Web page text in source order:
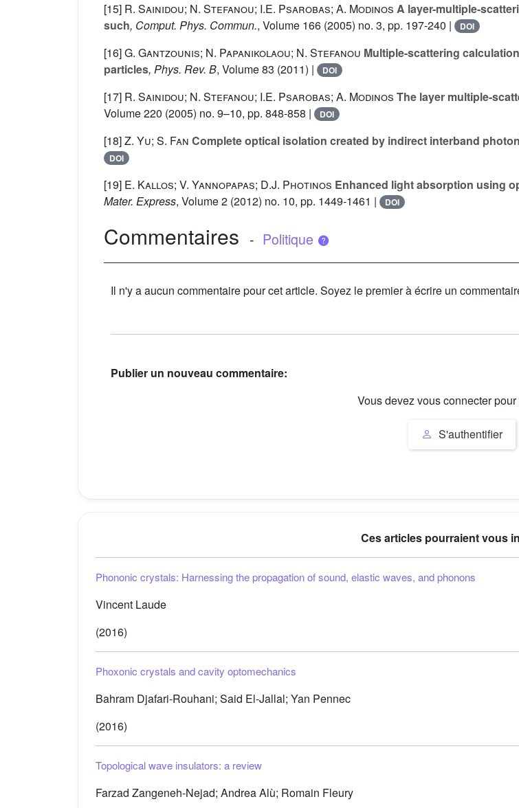
[15] R. Sainidou; N. Stefanou; I.E. Psarobas; A. Modinos A layer-multiple-
such, Comput. Phys. Commun., Volume 166 (2005) no. 3, pp. 197-240 | DOI
[16]G. Gantzounis; N. Papanikolaou; N. Stefanou Multiple-scattering
particles, Phys. Rev. B, Volume 83 (2011) | DOI
[17] R. Sainidou; N. Stefanou; I.E. Psarobas; A. Modinos The layer multiple-
Volume 220 (2005) no. 9–10, pp. 848-858 | DOI
[18]Z. Yu; S. Fan Complete optical isolation created by indirect interband
DOI
[19] E. Kallos; V. Yannopapas; D.J. Photinos Enhanced light absorption using
Mater. Express, Volume 2 (2012) no. 10, pp. 1449-1461 | DOI
Commentaires - Politique
Il n'y a aucun commentaire pour cet article. Soyez le premier à écrire un
Publier un nouveau commentaire:
Vous devez vous connecter pour
S'authentifier
Ces articles pourraient vous
Phononic crystals: Harnessing the propagation of sound, elastic waves, and phonons
Vincent Laude
(2016)
Phoxonic crystals and cavity optomechanics
Bahram Djafari-Rouhani; Said El-Jallal; Yan Pennec
(2016)
Topological wave insulators: a review
Farzad Zangeneh-Nejad; Andrea Alù; Romain Fleury